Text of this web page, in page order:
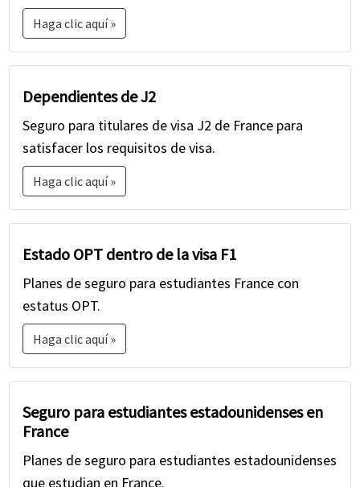
Haga clic aquí »
Dependientes de J2
Seguro para titulares de visa J2 de France para
satisfacer los requisitos de visa.
Haga clic aquí »
Estado OPT dentro de la visa F1
Planes de seguro para estudiantes France con
estatus OPT.
Haga clic aquí »
Seguro para estudiantes estadounidenses en
France
Planes de seguro para estudiantes estadounidenses
que estudian en France.